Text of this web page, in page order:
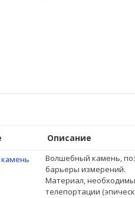
Описание
Волшебный камень,
барьеры измерений.
Материал,
телепортации